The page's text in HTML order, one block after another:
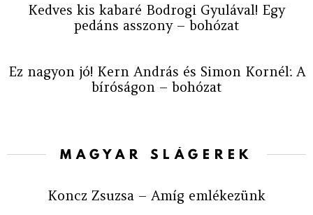
Kedves kis kabaré Bodrogi Gyulával! Egy
pedáns asszony – bohózat
Ez nagyon jó! Kern András és Simon Kornél: A
bíróságon – bohózat
MAGYAR SLÁGEREK
Koncz Zsuzsa – Amíg emlékezünk